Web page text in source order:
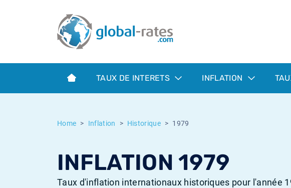
TAUX DE INTERETS INFLATION
Home Inflation Historique 1979
INFLATION 1979
Taux d'inflation internationaux historiques pour l'année
Term SOFR
Qu'est-ce que l'inflation IPC?
Qu'est-ce que l'inflation IPCH?
Taux Euribor historiques
Taux ESTER historiques
Taux d'inflation historiques
Calculateur d’inflation